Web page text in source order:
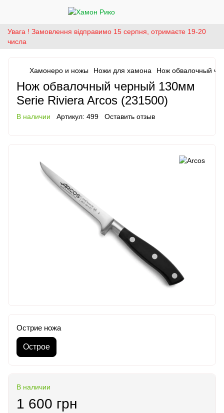
Увага ! Замовлення відправимо 15 серпня, отримаєте 19-20
числа
Хамонеро и ножы Ножи для хамона Нож обвалочный
Нож обвалочный черный 130мм
Serie Riviera Arcos (231500)
В наличии Артикул: 499 Оставить отзыв
Острие ножа
Острое
В наличии
1 600 грн